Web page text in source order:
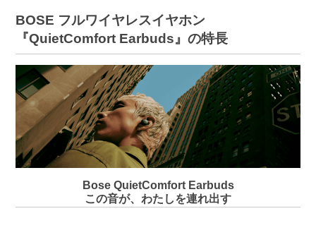
BOSE フルワイヤレスイヤホン
『QuietComfort Earbuds』の特長
Bose QuietComfort Earbuds
この音が、わたしを連れ出す